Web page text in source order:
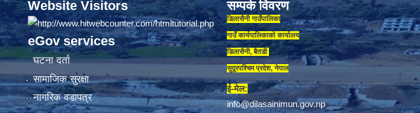
Website Visitors
eGov services
घटना दर्ता
सामाजिक सुरक्षा
नागरिक वडापत्र
सम्पर्क विवरण
डिलासैनी गाउँपालिका
गाउँ कार्यपालिकाकाे कार्यालय
डिलासैनी, बैतडी
सुदूरपश्चिम प्रदेश, नेपाल
ई-मेल:
info@dilasainimun.gov.np